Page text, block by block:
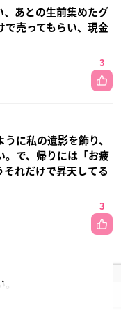
、あとの生前集めたグ
で売ってもらい、現金
3
に私の遺影を飾り、
。で、帰りには「お疲
それだけで昇天してる
3